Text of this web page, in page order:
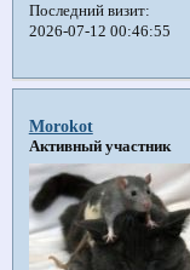
Последний визит:
2026-07-12 00:46:55
Morokot
Активный участник